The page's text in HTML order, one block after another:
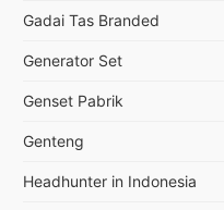
Gadai Tas Branded
Generator Set
Genset Pabrik
Genteng
Headhunter in Indonesia